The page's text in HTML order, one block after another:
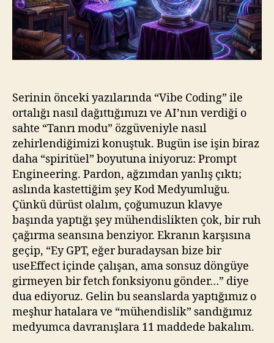
Seansına
Hoş
Geldiniz
Serinin önceki yazılarında “Vibe Coding” ile
ortalığı nasıl dağıttığımızı ve AI’nın verdiği o
sahte “Tanrı modu” özgüveniyle nasıl
zehirlendiğimizi konuştuk. Bugün ise işin biraz
daha “spiritüel” boyutuna iniyoruz: Prompt
Engineering. Pardon, ağzımdan yanlış çıktı;
aslında kastettiğim şey Kod Medyumluğu.
Çünkü dürüst olalım, çoğumuzun klavye
başında yaptığı şey mühendislikten çok, bir ruh
çağırma seansına benziyor. Ekranın karşısına
geçip, “Ey GPT, eğer buradaysan bize bir
useEffect içinde çalışan, ama sonsuz döngüye
girmeyen bir fetch fonksiyonu gönder…” diye
dua ediyoruz. Gelin bu seanslarda yaptığımız o
meşhur hatalara ve “mühendislik” sandığımız
medyumca davranışlara 11 maddede bakalım.